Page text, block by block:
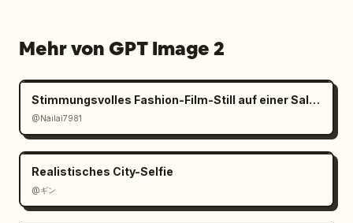
Mehr von GPT Image 2
Stimmungsvolles Fashion-Film-Still auf einer Salzpfanne
@Nailai7981
Realistisches City-Selfie
@ギン